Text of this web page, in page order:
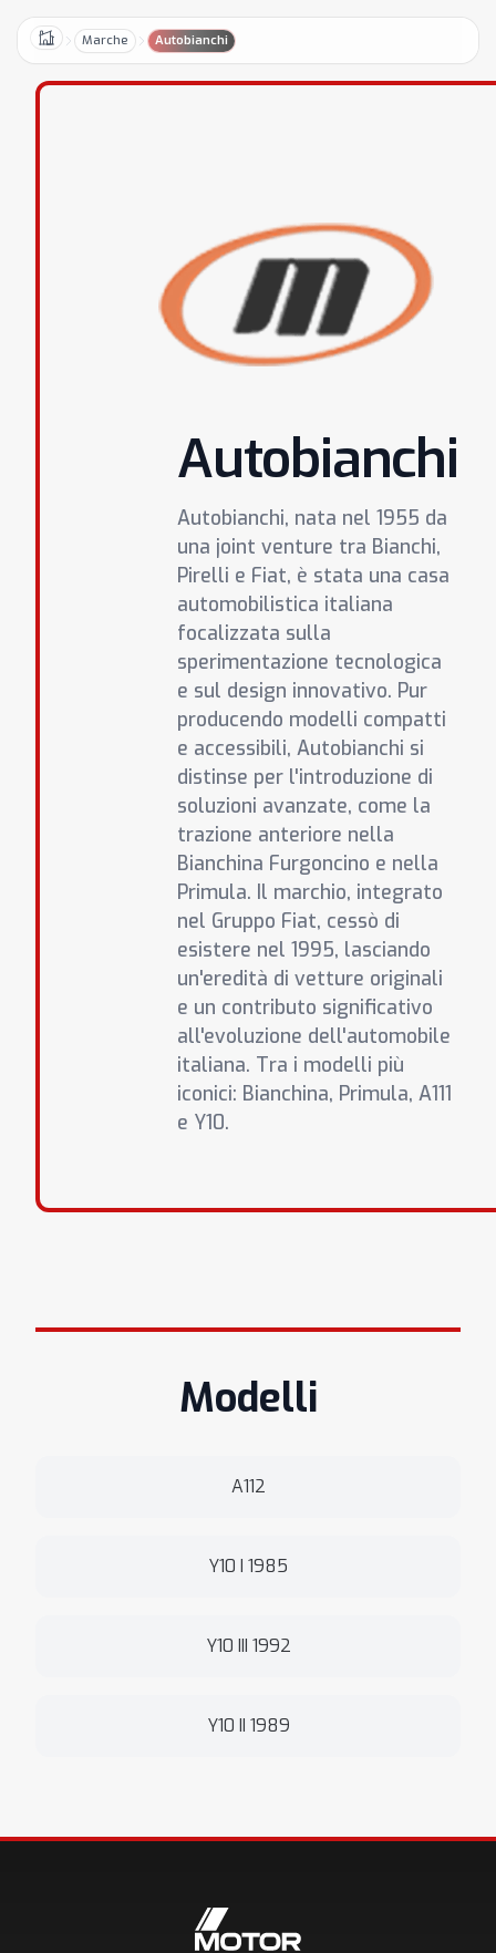
HomeMarche Autobianchi
Autobianchi
Autobianchi, nata nel 1955 da
una joint venture tra Bianchi,
Pirelli e Fiat, è stata una casa
automobilistica italiana
focalizzata sulla
sperimentazione tecnologica
e sul design innovativo. Pur
producendo modelli compatti
e accessibili, Autobianchi si
distinse per l'introduzione di
soluzioni avanzate, come la
trazione anteriore nella
Bianchina Furgoncino e nella
Primula. Il marchio, integrato
nel Gruppo Fiat, cessò di
esistere nel 1995, lasciando
un'eredità di vetture originali
e un contributo significativo
all'evoluzione dell'automobile
italiana. Tra i modelli più
iconici: Bianchina, Primula, A111
e Y10.
Modelli
A112
Y10 I 1985
Y10 III 1992
Y10 II 1989